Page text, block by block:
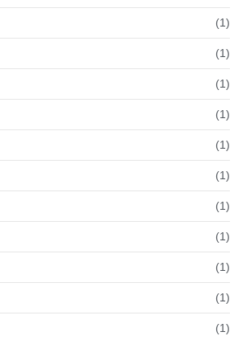
(1)
(1)
(1)
(1)
(1)
(1)
(1)
(1)
(1)
(1)
(1)